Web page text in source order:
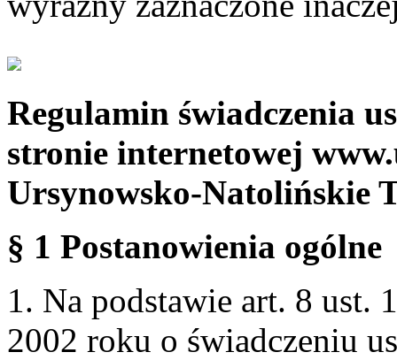
Regulamin świadczenia
stronie internetowej
Ursynowsko-Natolińskie
§ 1 Postanowienia ogólne
1. Na podstawie art. 8 ust.
2002 roku o świadczeniu